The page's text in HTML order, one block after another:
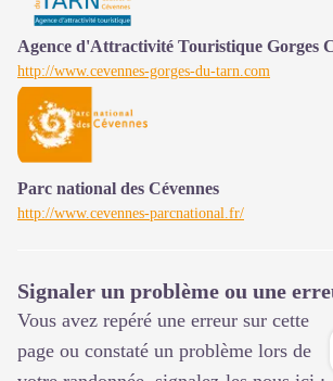
Agence d'Attractivité Touristique Gorges
http://www.cevennes-gorges-du-tarn.com
Parc national des Cévennes
http://www.cevennes-parcnational.fr/
Signaler un problème ou une
Vous avez repéré une erreur sur cette
page ou constaté un problème lors de